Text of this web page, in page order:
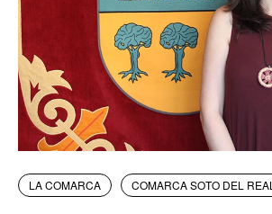
LA COMARCA COMARCA SOTO DEL REAL